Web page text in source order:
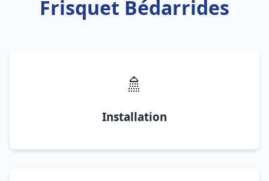
Frisquet Bédarrides
🚿
Installation